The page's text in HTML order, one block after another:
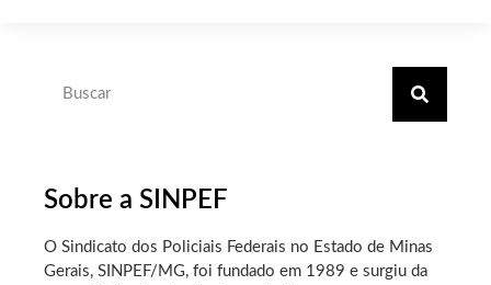
Sobre a SINPEF
O Sindicato dos Policiais Federais no Estado de Minas
Gerais, SINPEF/MG, foi fundado em 1989 e surgiu da